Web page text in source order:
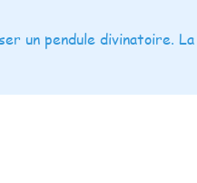
un pendule divinatoire.